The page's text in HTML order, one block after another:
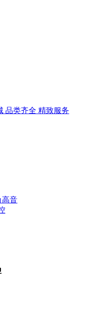
品类齐全 精致服务
高音